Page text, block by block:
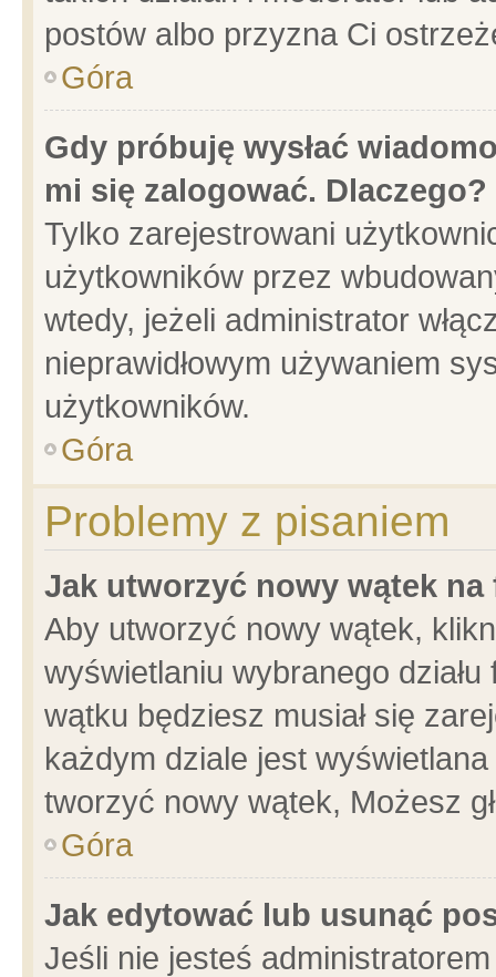
postów albo przyzna Ci
Góra
Gdy próbuję wysłać
mi się zalogować. Dlaczego?
Tylko zarejestrowani
użytkowników przez
wtedy, jeżeli administrator
nieprawidłowym używaniem
użytkowników.
Góra
Problemy z pisaniem
Jak utworzyć nowy wątek na
Aby utworzyć nowy wątek,
wyświetlaniu wybranego
wątku będziesz musiał się
każdym dziale jest
tworzyć nowy wątek, Możesz
Góra
Jak edytować lub usunąć
Jeśli nie jesteś